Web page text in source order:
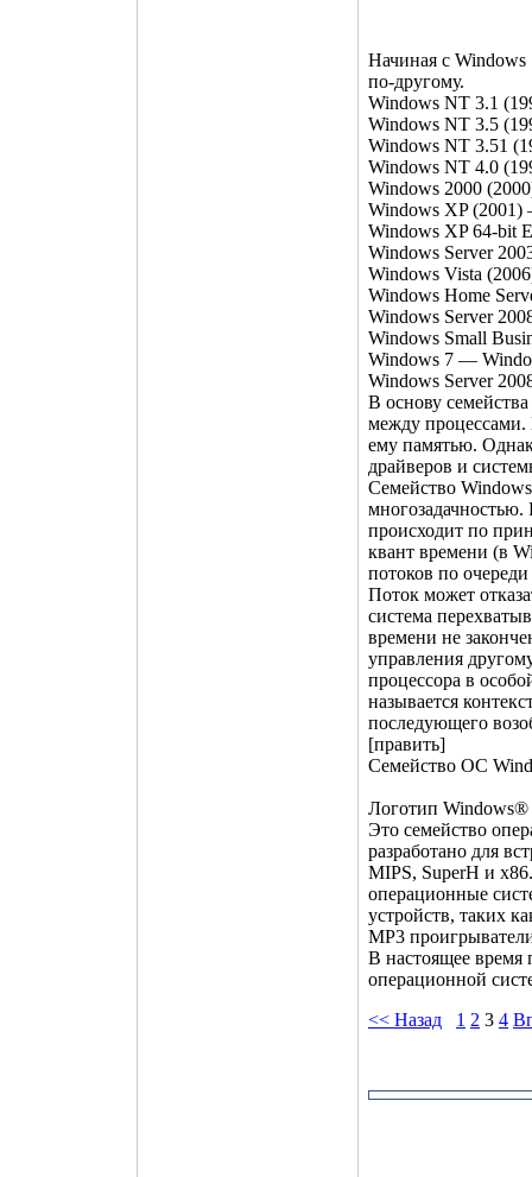
Начиная с
по-другому.
Windows NT 3.1
Windows NT 3.5
Windows NT 3.51
Windows NT 4.0
Windows 2000
Windows XP
Windows XP 64-bit
Windows Server
Windows Vista
Windows Home
Windows Server
Windows Small
Windows 7 —
Windows Server
В основу
между процессами.
ему памятью.
драйверов и
Семейство
происходит по
квант времени (в
потоков по
Поток может
система
времени не
управления
процессора в
называется
последующего
[править]
Семейство ОС
Логотип Windows®
Это семейство
разработано для
MIPS, SuperH и
операционные
устройств, таких
MP3
В настоящее
операционной
<< Назад
1 2 3 4